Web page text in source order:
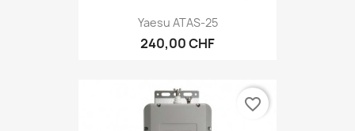
Yaesu ATAS-25
240,00 CHF
favorite_border